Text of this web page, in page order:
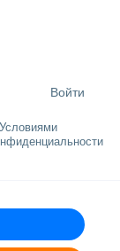
Войти
Условиями